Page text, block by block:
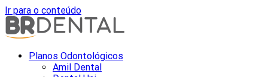
Ir para o conteúdo
Planos Odontológicos
Amil Dental